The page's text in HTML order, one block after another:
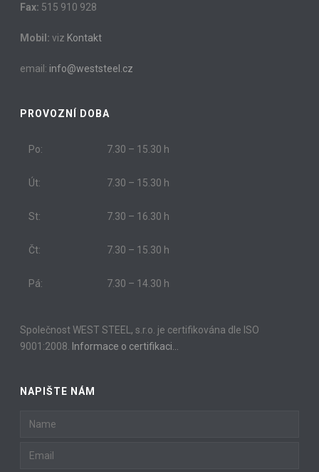
Fax: 515 910 928
Mobil: viz Kontakt
email: info@weststeel.cz
PROVOZNÍ DOBA
Po: 7.30 – 15.30 h
Út: 7.30 – 15.30 h
St: 7.30 – 16.30 h
Čt: 7.30 – 15.30 h
Pá: 7.30 – 14.30 h
Společnost WEST STEEL, s.r.o. je certifikována dle ISO
9001:2008. Informace o certifikaci…
NAPIŠTE NÁM